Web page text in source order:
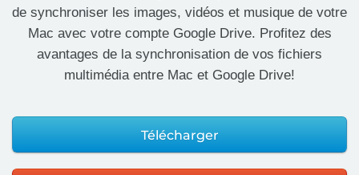
de synchroniser les images, vidéos et musique de votre
Mac avec votre compte Google Drive. Profitez des
avantages de la synchronisation de vos fichiers
multimédia entre Mac et Google Drive!
Télécharger